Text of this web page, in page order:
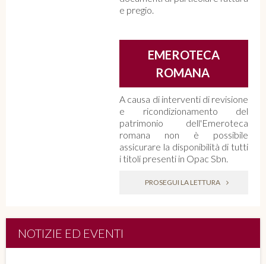
e pregio.
EMEROTECA
ROMANA
A causa di interventi di revisione
e ricondizionamento del
patrimonio dell'Emeroteca
romana non è possibile
assicurare la disponibilità di tutti
i titoli presenti in Opac Sbn.
PROSEGUI LA LETTURA
NOTIZIE ED EVENTI